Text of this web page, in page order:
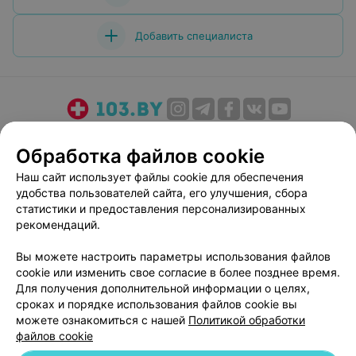
Добавить специалиста
Медицинский маркетинг
Публичный договор
Пользовательское соглашение
Способы оплаты
Вакансии
Партнеры
Персональные настройки cookie
Обработка персональных данных
Обработка файлов cookie
Наш сайт использует файлы cookie для обеспечения
удобства пользователей сайта, его улучшения, сбора
статистики и предоставления персонализированных
рекомендаций.
Вы можете настроить параметры использования файлов
cookie или изменить свое согласие в более позднее время.
Для получения дополнительной информации о целях,
сроках и порядке использования файлов cookie вы
можете ознакомиться с нашей Политикой обработки
файлов cookie